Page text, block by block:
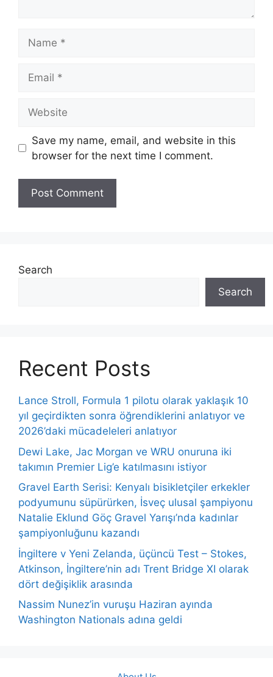
Save my name, email, and website in this
browser for the next time I comment.
Search
Search
Recent Posts
Lance Stroll, Formula 1 pilotu olarak yaklaşık 10
yıl geçirdikten sonra öğrendiklerini anlatıyor ve
2026’daki mücadeleleri anlatıyor
Dewi Lake, Jac Morgan ve WRU onuruna iki
takımın Premier Lig’e katılmasını istiyor
Gravel Earth Serisi: Kenyalı bisikletçiler erkekler
podyumunu süpürürken, İsveç ulusal şampiyonu
Natalie Eklund Göç Gravel Yarışı’nda kadınlar
şampiyonluğunu kazandı
İngiltere v Yeni Zelanda, üçüncü Test – Stokes,
Atkinson, İngiltere’nin adı Trent Bridge XI olarak
dört değişiklik arasında
Nassim Nunez’in vuruşu Haziran ayında
Washington Nationals adına geldi